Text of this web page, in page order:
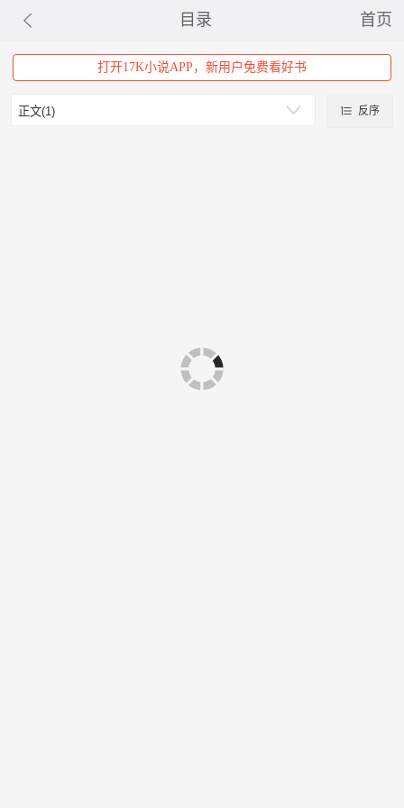
目录 首页
打开17K小说APP，新用户免费看好书
反序